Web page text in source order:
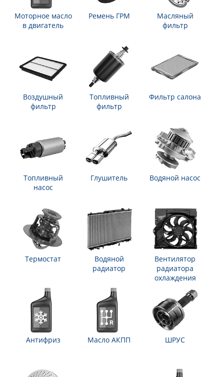
Моторное масло
в двигатель
Ремень ГРМ
Масляный
фильтр
Воздушный
фильтр
Топливный
фильтр
Фильтр салона
Топливный
насос
Глушитель Водяной насос
Термостат
Водяной
радиатор
Вентилятор
радиатора
охлаждения
Антифриз Масло АКПП ШРУС